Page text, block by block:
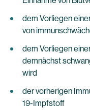
dem Vorliegen
von
dem Vorliegen
demnächst
wird
der vorherigen
19-Impfstoff